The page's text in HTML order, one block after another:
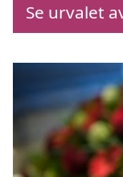
Se urvalet